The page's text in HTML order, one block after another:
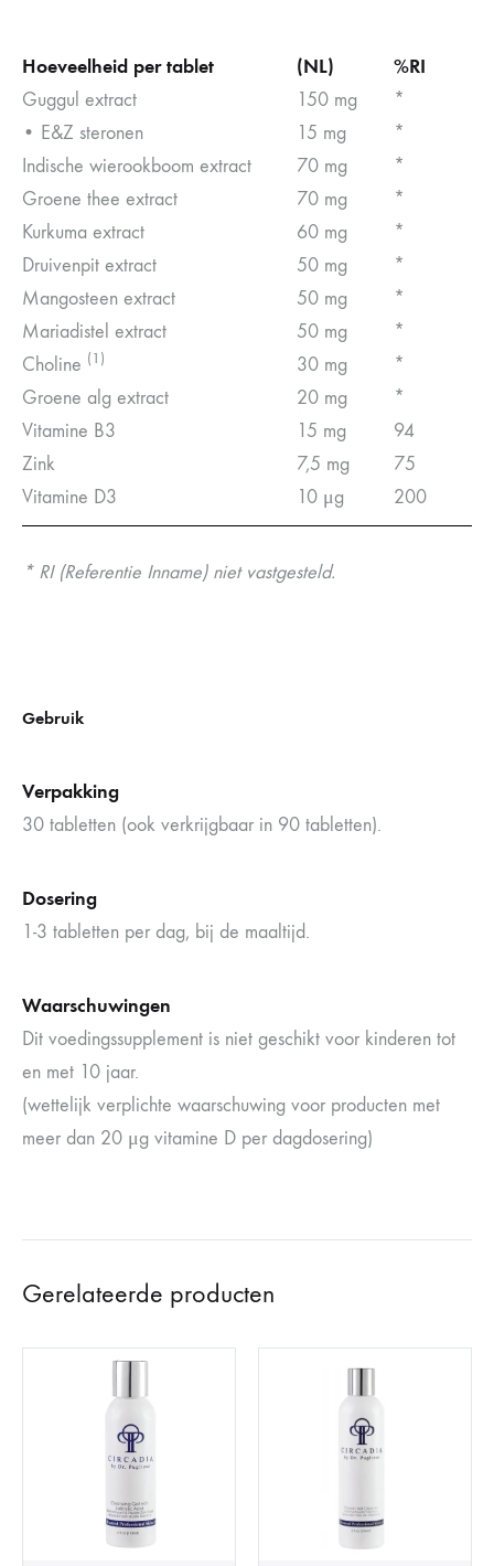
Hoeveelheid per tablet
Guggul extract
• E&Z steronen
Indische wierookboom extract
Groene thee extract
Kurkuma extract
Druivenpit extract
Mangosteen extract
Mariadistel extract
Choline (1)
Groene alg extract
Vitamine B3
Zink
Vitamine D3
(NL)
150 mg
15 mg
70 mg
70 mg
60 mg
50 mg
50 mg
50 mg
30 mg
20 mg
15 mg
7,5 mg
10 μg
%RI
*
*
*
*
*
*
*
*
*
*
94
75
200
* RI (Referentie Inname) niet vastgesteld.
Gebruik
Verpakking
30 tabletten (ook verkrijgbaar in 90 tabletten).
Dosering
1-3 tabletten per dag, bij de maaltijd.
Waarschuwingen
Dit voedingssupplement is niet geschikt voor kinderen tot
en met 10 jaar.
(wettelijk verplichte waarschuwing voor producten met
meer dan 20 μg vitamine D per dagdosering)
Gerelateerde producten